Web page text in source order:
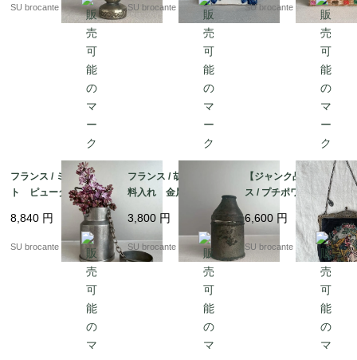
SU brocante SU brocante SU brocante
フランス / ミルクポッ
ト ピューター製
8,840 円
SU brocante
フランス / 胡椒・香辛
料入れ 金属製
3,800 円
SU brocante
【ジャンク品】フラン
ス / プチポワン刺繍
6,600 円
SU brocante